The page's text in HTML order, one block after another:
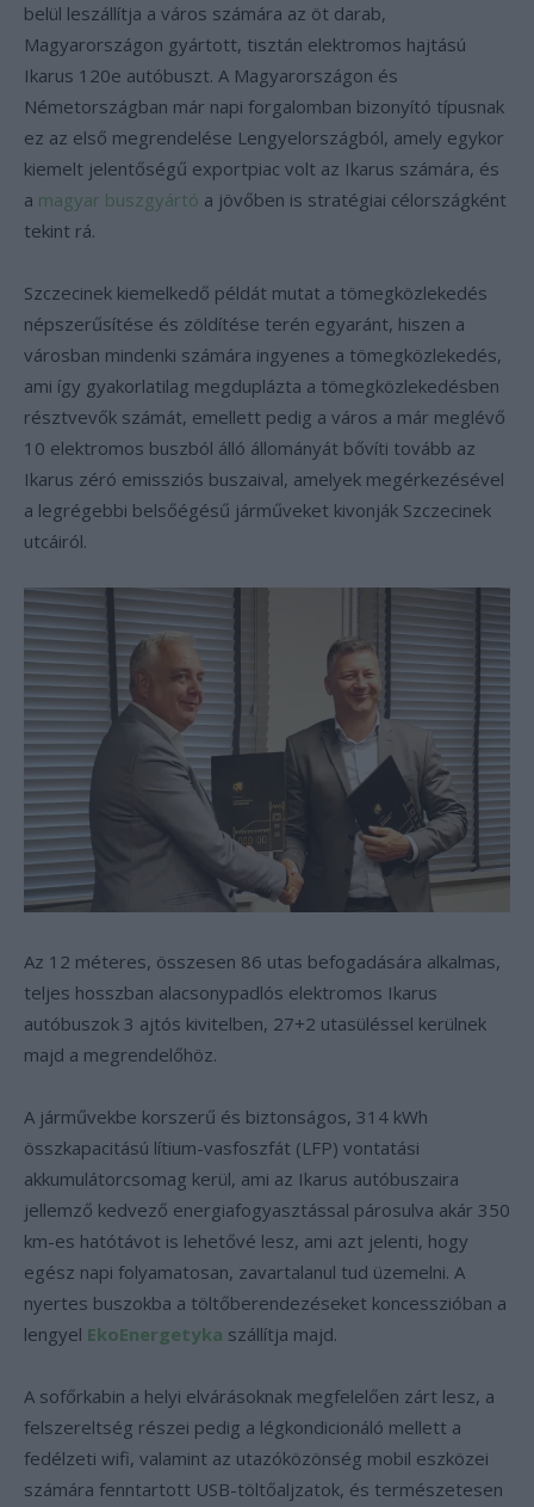
belül leszállítja a város számára az öt darab,
Magyarországon gyártott, tisztán elektromos hajtású
Ikarus 120e autóbuszt. A Magyarországon és
Németországban már napi forgalomban bizonyító típusnak
ez az első megrendelése Lengyelországból, amely egykor
kiemelt jelentőségű exportpiac volt az Ikarus számára, és
a magyar buszgyártó a jövőben is stratégiai célországként
tekint rá.
Szczecinek kiemelkedő példát mutat a tömegközlekedés
népszerűsítése és zöldítése terén egyaránt, hiszen a
városban mindenki számára ingyenes a tömegközlekedés,
ami így gyakorlatilag megduplázta a tömegközlekedésben
résztvevők számát, emellett pedig a város a már meglévő
10 elektromos buszból álló állományát bővíti tovább az
Ikarus zéró emissziós buszaival, amelyek megérkezésével
a legrégebbi belsőégésű járműveket kivonják Szczecinek
utcáiról.
Az 12 méteres, összesen 86 utas befogadására alkalmas,
teljes hosszban alacsonypadlós elektromos Ikarus
autóbuszok 3 ajtós kivitelben, 27+2 utasüléssel kerülnek
majd a megrendelőhöz.
A járművekbe korszerű és biztonságos, 314 kWh
összkapacitású lítium-vasfoszfát (LFP) vontatási
akkumulátorcsomag kerül, ami az Ikarus autóbuszaira
jellemző kedvező energiafogyasztással párosulva akár 350
km-es hatótávot is lehetővé lesz, ami azt jelenti, hogy
egész napi folyamatosan, zavartalanul tud üzemelni. A
nyertes buszokba a töltőberendezéseket koncesszióban a
lengyel EkoEnergetyka szállítja majd.
A sofőrkabin a helyi elvárásoknak megfelelően zárt lesz, a
felszereltség részei pedig a légkondicionáló mellett a
fedélzeti wifi, valamint az utazóközönség mobil eszközei
számára fenntartott USB-töltőaljzatok, és természetesen